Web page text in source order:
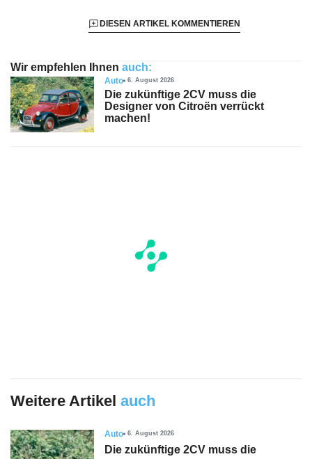
DIESEN ARTIKEL KOMMENTIEREN
Wir empfehlen Ihnen auch:
Auto 6. August 2026
Die zukünftige 2CV muss die
Designer von Citroën verrückt
machen!
Weitere Artikel auch
Auto 6. August 2026
Die zukünftige 2CV muss die